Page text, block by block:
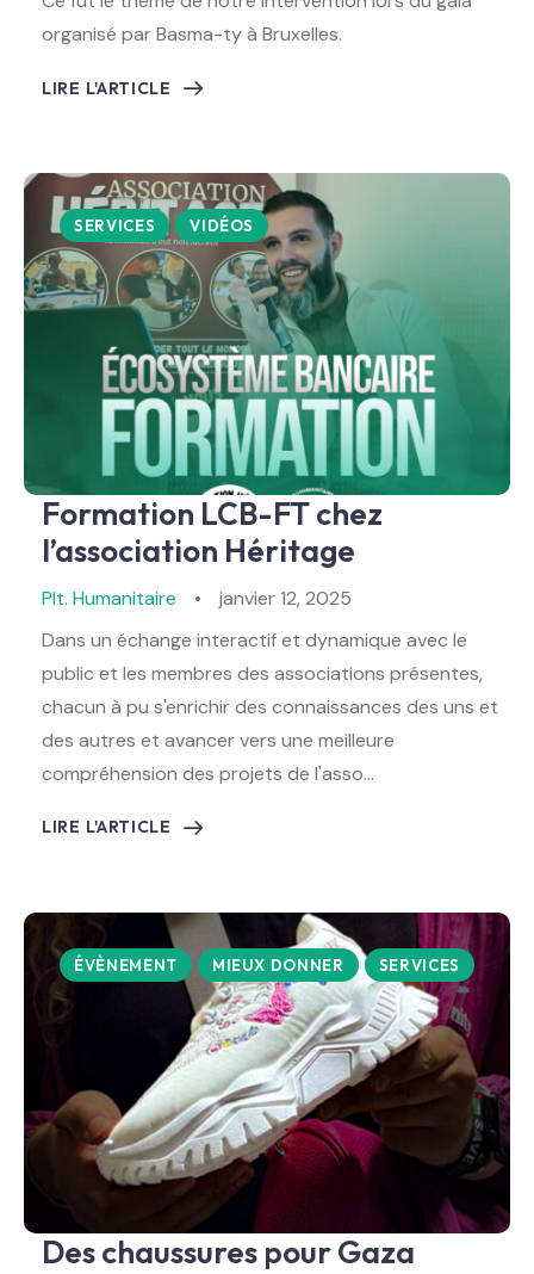
organisé par Basma-ty à Bruxelles.
LIRE L'ARTICLE
SERVICES VIDÉOS
Formation LCB-FT chez
l’association Héritage
Plt. Humanitaire
janvier 12, 2025
Dans un échange interactif et dynamique avec le
public et les membres des associations présentes,
chacun à pu s'enrichir des connaissances des uns et
des autres et avancer vers une meilleure
compréhension des projets de l'asso…
LIRE L'ARTICLE
ÉVÈNEMENT MIEUX DONNER SERVICES
Des chaussures pour Gaza